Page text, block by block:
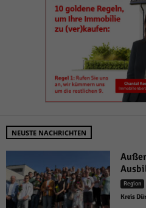
NEUSTE NACHRICHTEN
Region
Kreis